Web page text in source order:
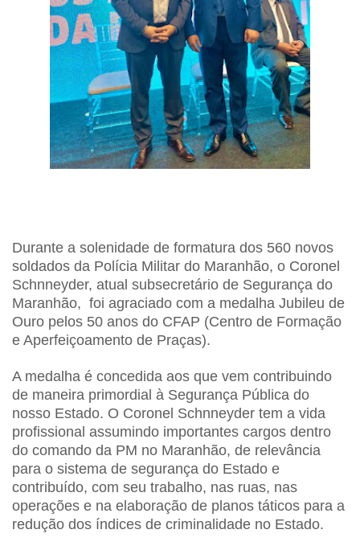
Durante a solenidade de formatura dos 560 novos
soldados da Polícia Militar do Maranhão, o Coronel
Schnneyder, atual subsecretário de Segurança do
Maranhão, foi agraciado com a medalha Jubileu de
Ouro pelos 50 anos do CFAP (Centro de Formação
e Aperfeiçoamento de Praças).
A medalha é concedida aos que vem contribuindo
de maneira primordial à Segurança Pública do
nosso Estado. O Coronel Schnneyder tem a vida
profissional assumindo importantes cargos dentro
do comando da PM no Maranhão, de relevância
para o sistema de segurança do Estado e
contribuído, com seu trabalho, nas ruas, nas
operações e na elaboração de planos táticos para a
redução dos índices de criminalidade no Estado.